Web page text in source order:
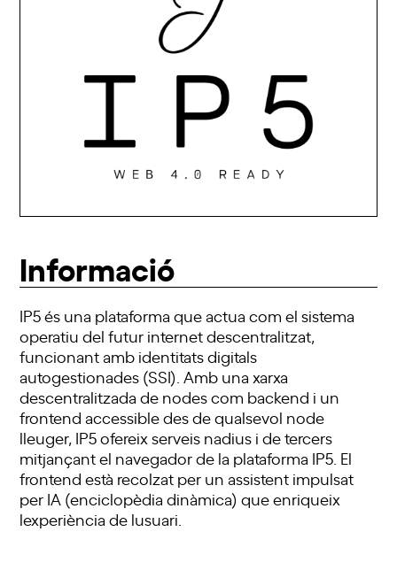
Informació
IP5 és una plataforma que actua com el sistema
operatiu del futur internet descentralitzat,
funcionant amb identitats digitals
autogestionades (SSI). Amb una xarxa
descentralitzada de nodes com backend i un
frontend accessible des de qualsevol node
lleuger, IP5 ofereix serveis nadius i de tercers
mitjançant el navegador de la plataforma IP5. El
frontend està recolzat per un assistent impulsat
per IA (enciclopèdia dinàmica) que enriqueix
lexperiència de lusuari.